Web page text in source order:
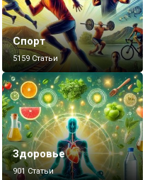
Спорт
5159 Статьи
Здоровье
901 Статьи